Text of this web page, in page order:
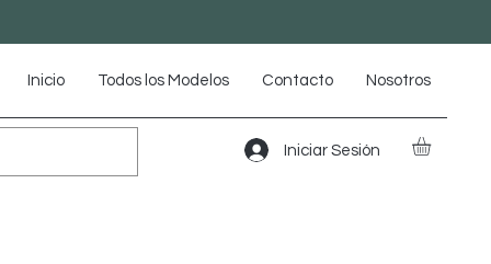
Inicio Todos los Modelos Contacto Nosotros
Iniciar Sesión